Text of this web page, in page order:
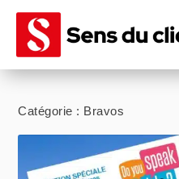
Catégorie : Bravos